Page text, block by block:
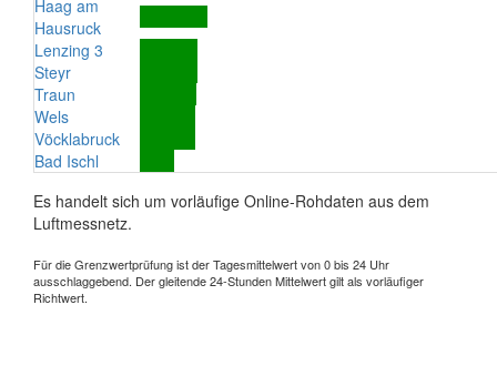
Haag am
Hausruck
Lenzing 3
Steyr
Traun
Wels
Vöcklabruck
Bad Ischl
Es handelt sich um vorläufige Online-Rohdaten aus dem
Luftmessnetz.
Für die Grenzwertprüfung ist der Tagesmittelwert von 0 bis 24 Uhr
ausschlaggebend. Der gleitende 24-Stunden Mittelwert gilt als vorläufiger
Richtwert.